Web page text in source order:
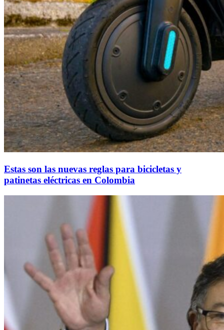
Estas son las nuevas reglas para bicicletas y
patinetas eléctricas en Colombia